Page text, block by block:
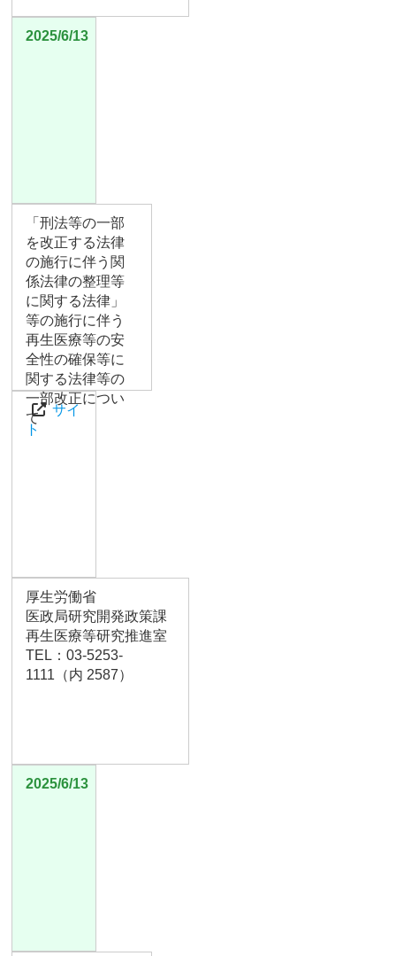
2025/6/13
「刑法等の一部
を改正する法律
の施行に伴う関
係法律の整理等
に関する法律」
等の施行に伴う
再生医療等の安
全性の確保等に
関する法律等の
一部改正につい
て
サイ
ト
厚生労働省
医政局研究開発政策課
再生医療等研究推進室
TEL：03-5253-
1111（内 2587）
2025/6/13